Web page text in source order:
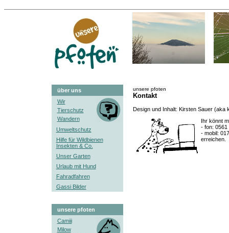
über uns
Wir
Tierschutz
Wandern
Umweltschutz
Hilfe für Wildbienen
Insekten & Co.
Unser Garten
Urlaub mit Hund
Fahradfahren
Gassi Bilder
unsere pfoten
Camiii
Milow
unsere pfoten
Kontakt
Design und Inhalt: Kirsten Sauer (aka
Ihr könnt
- fon: 0561
- mobil:
erreichen.